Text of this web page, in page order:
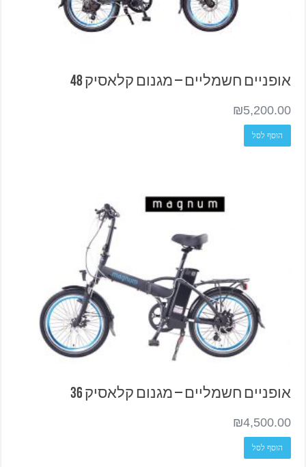
אופניים חשמליים – מגנום קלאסיק 48
₪5,200.00
הוסף לסל
אופניים חשמליים – מגנום קלאסיק 36
₪4,500.00
הוסף לסל